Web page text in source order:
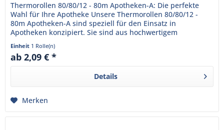
Thermorollen 80/80/12 - 80m Apotheken-A: Die perfekte
Wahl für Ihre Apotheke Unsere Thermorollen 80/80/12 -
80m Apotheken-A sind speziell für den Einsatz in
Apotheken konzipiert. Sie sind aus hochwertigem
Thermopapier gefertigt und...
Einheit 1 Rolle(n)
ab 2,09 € *
Details
Merken